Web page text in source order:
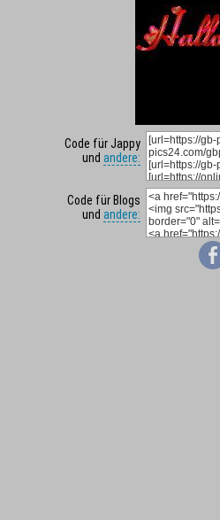
Code für Jappy
und andere:
Code für Blogs
und andere: